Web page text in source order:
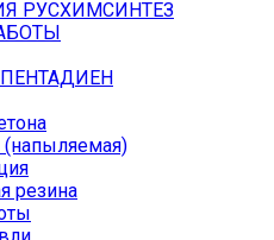
РУСХИМСИНТЕЗ
(напыляемая)
резина